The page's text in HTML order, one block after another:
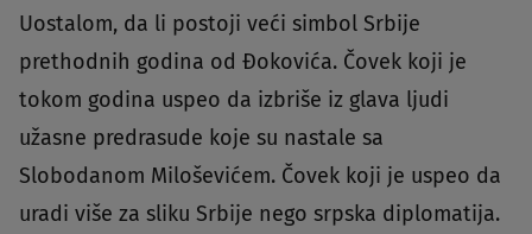
Uostalom, da li postoji veći simbol Srbije
prethodnih godina od Đokovića. Čovek koji je
tokom godina uspeo da izbriše iz glava ljudi
užasne predrasude koje su nastale sa
Slobodanom Miloševićem. Čovek koji je uspeo da
uradi više za sliku Srbije nego srpska diplomatija.